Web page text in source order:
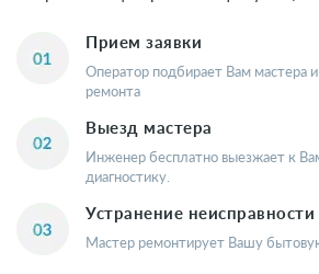
Прием заявки
Оператор подбирает Вам мастера и
ремонта
Выезд мастера
Инженер бесплатно выезжает к
диагностику.
Устранение неисправности
Мастер ремонтирует Вашу